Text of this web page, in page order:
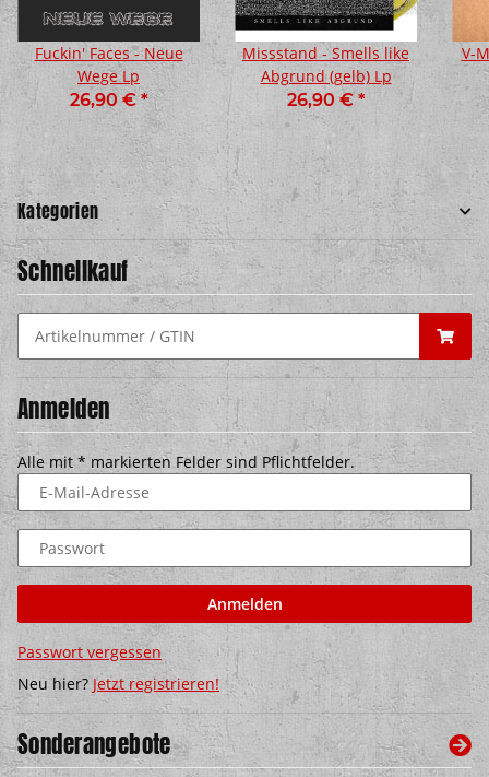
Fuckin' Faces - Neue
Wege Lp
26,90 €*
Missstand - Smells like
Abgrund (gelb) Lp
26,90 €*
V-
Kategorien
Schnellkauf
Anmelden
Alle mit * markierten Felder sind Pflichtfelder.
E-Mail-Adresse
Passwort
Anmelden
Passwort vergessen
Neu hier? Jetzt registrieren!
Sonderangebote